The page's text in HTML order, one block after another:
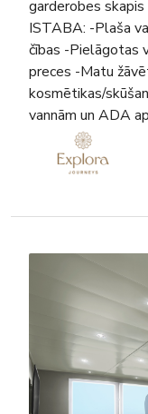
garderobes
ISTABA: -Plaša
čības -Pielāgotas
preces -Matu
kosmētikas/
vannām un ADA